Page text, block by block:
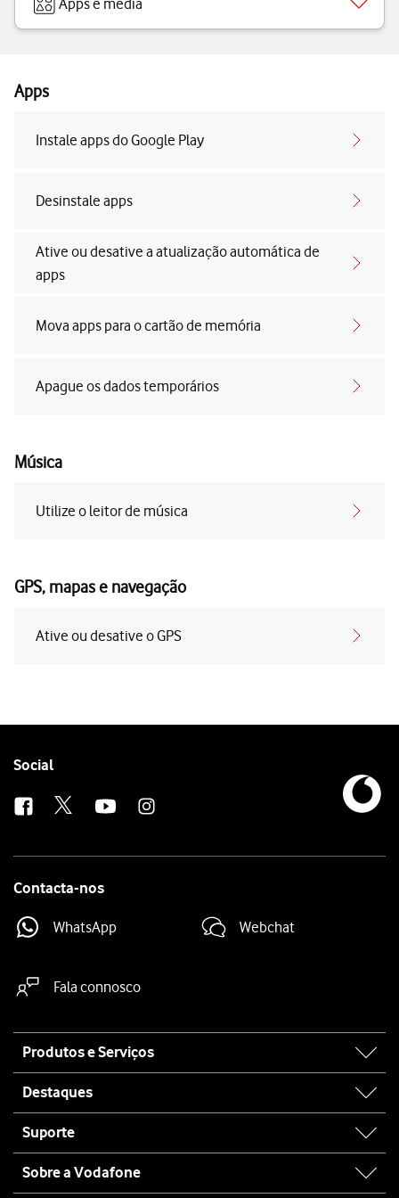
Apps e media
Apps
Instale apps do Google Play
Desinstale apps
Ative ou desative a atualização automática de
apps
Mova apps para o cartão de memória
Apague os dados temporários
Música
Utilize o leitor de música
GPS, mapas e navegação
Ative ou desative o GPS
Follow
Social
Contacta-nos
WhatsApp Webchat
Fala connosco
map
Produtos e Serviços
Destaques
Suporte
Sobre a Vodafone